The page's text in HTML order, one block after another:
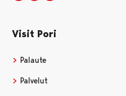
Visit Pori
Palaute
Palvelut